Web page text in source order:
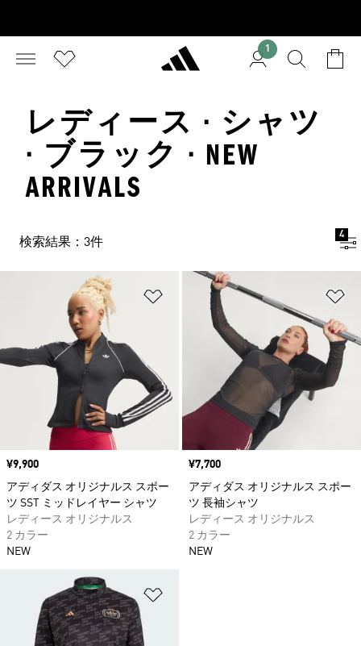
1
レディース · シャツ
· ブラック · NEW
ARRIVALS
検索結果：3件
4
ほしいものリストに追加
価格
¥9,900
アディダス オリジナルス スポー
ツ SST ミッドレイヤー シャツ
レディース オリジナルス
2 カラー
NEW
価格
¥7,700
アディダス オリジナルス スポー
ツ 長袖シャツ
レディース オリジナルス
2 カラー
NEW